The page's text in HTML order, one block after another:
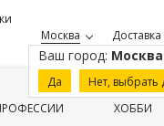
Москва
Ваш город: Москва
Да Нет, выбрать
ХОББИ